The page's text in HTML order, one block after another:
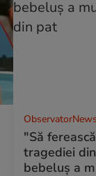
"Să
tragediei
bebeluș a